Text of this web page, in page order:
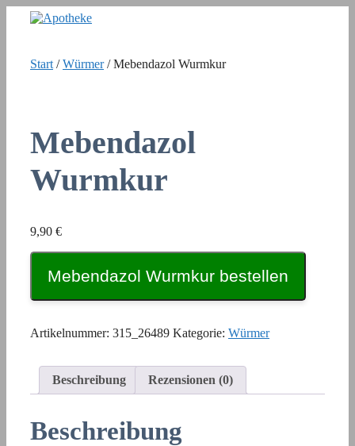
Inhalt
Start /Würmer/ Mebendazol Wurmkur
Mebendazol
Wurmkur
9,90 €
Mebendazol Wurmkur bestellen
Artikelnummer: 315_26489 Kategorie: Würmer
Beschreibung Rezensionen (0)
Beschreibung